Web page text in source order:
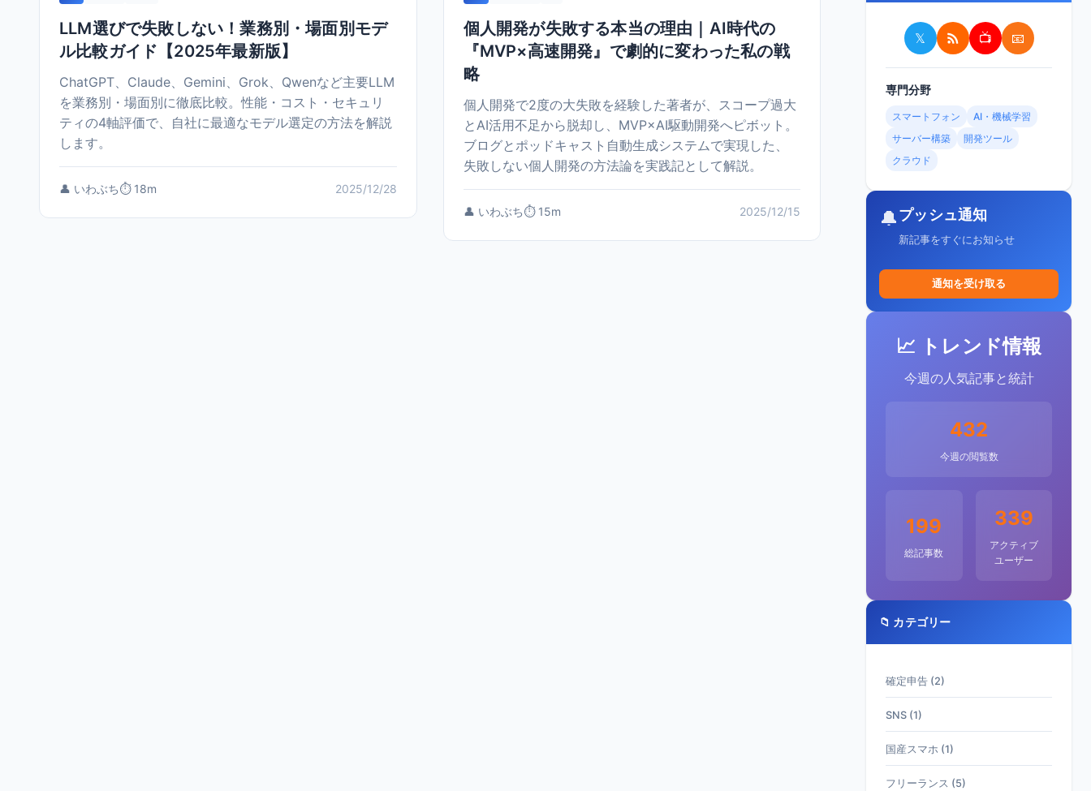
LLM選びで失敗しない！業務別・場面別モデ
ル比較ガイド【2025年最新版】
ChatGPT、Claude、Gemini、Grok、Qwenなど主要LLM
を業務別・場面別に徹底比較。性能・コスト・セキュリ
ティの4軸評価で、自社に最適なモデル選定の方法を解説
します。
👤 いわぶち⏱️ 18m 2025/12/28
個人開発が失敗する本当の理由｜AI時代の
『MVP×高速開発』で劇的に変わった私の戦
略
個人開発で2度の大失敗を経験した著者が、スコープ過大
とAI活用不足から脱却し、MVP×AI駆動開発へピボット。
ブログとポッドキャスト自動生成システムで実現した、
失敗しない個人開発の方法論を実践記として解説。
👤 いわぶち⏱️ 15m 2025/12/15
𝕏 📺 📧
専門分野
スマートフォン
AI・機械学習
サーバー構築
開発ツール
クラウド
🔔プッシュ通知
新記事をすぐにお知らせ
通知を受け取る
📈 トレンド情報
今週の人気記事と統計
432
今週の閲覧数
199
総記事数
339
アクティブ
ユーザー
📁 カテゴリー
確定申告 (2)
SNS (1)
国産スマホ (1)
フリーランス (5)